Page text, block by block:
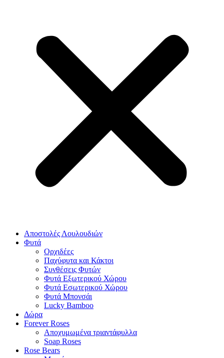
Αποστολές Λουλουδιών
Φυτά
Ορχιδέες
Παχύφυτα και Κάκτοι
Συνθέσεις Φυτών
Φυτά Εξωτερικού Χώρου
Φυτά Εσωτερικού Χώρου
Φυτά Μπονσάι
Lucky Bamboo
Δώρα
Forever Roses
Αποχυμωμένα τριαντάφυλλα
Soap Roses
Rose Βears